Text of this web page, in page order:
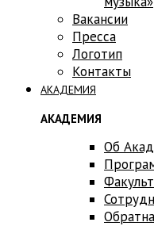
Вакансии
Пресса
Логотип
Контакты
АКАДЕМИЯ
АКАДЕМИЯ
Об